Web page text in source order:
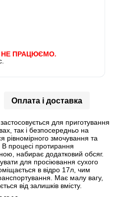
НЕ ПРАЦЮЄМО.
Оплата і доставка
для приготування
так і безпосередньо на
рівномірного змочування та
В процесі протирання
набирає додатковий обсяг.
для просіювання сухого
в відро 17л, чим
Має малу вагу,
від залишків вмісту.